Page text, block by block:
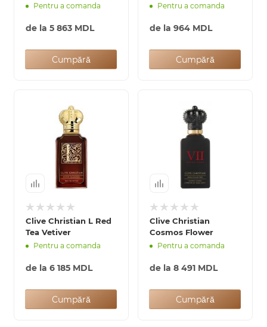
Pentru a comanda
de la 5 863 MDL
Cumpără
Pentru a comanda
de la 964 MDL
Cumpără
Clive Christian L Red
Tea Vetiver
Pentru a comanda
de la 6 185 MDL
Cumpără
Clive Christian
Cosmos Flower
Pentru a comanda
de la 8 491 MDL
Cumpără